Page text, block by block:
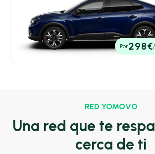
Citroën C4 X
Hybrid 145 ë-DCS6 Max
4,70 l/100 Km145cvAutomático
24.700€
P.V.P. contado
Por298€
RED YOMOVO
Una red que te
cerca de ti